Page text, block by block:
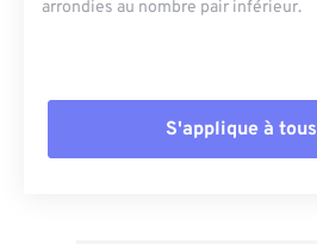
arrondies au nombre pair inférieur.
S'applique à tous